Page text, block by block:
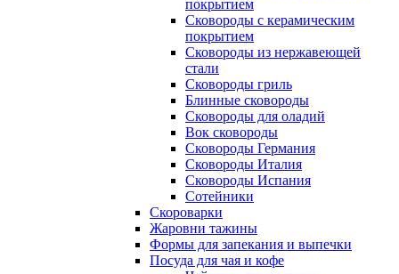
покрытием
Сковороды с керамическим
покрытием
Сковороды из нержавеющей
стали
Сковороды гриль
Блинные сковороды
Сковороды для оладий
Вок сковороды
Сковороды Германия
Сковороды Италия
Сковороды Испания
Сотейники
Скороварки
Жаровни тажины
Формы для запекания и выпечки
Посуда для чая и кофе